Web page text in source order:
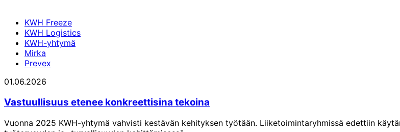
KWH Freeze
KWH Logistics
KWH-yhtymä
Mirka
Prevex
01.06.2026
Vastuullisuus etenee konkreettisina tekoina
Vuonna 2025 KWH-yhtymä vahvisti kestävän kehityksen työtään. Liiketoimintaryhmissä edettiin